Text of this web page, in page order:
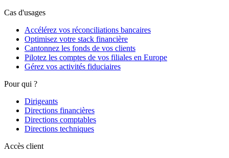
Cas d'usages
Accélérez vos réconciliations bancaires
Optimisez votre stack financière
Cantonnez les fonds de vos clients
Pilotez les comptes de vos filiales en Europe
Gérez vos activités fiduciaires
Pour qui ?
Dirigeants
Directions financières
Directions comptables
Directions techniques
Accès client